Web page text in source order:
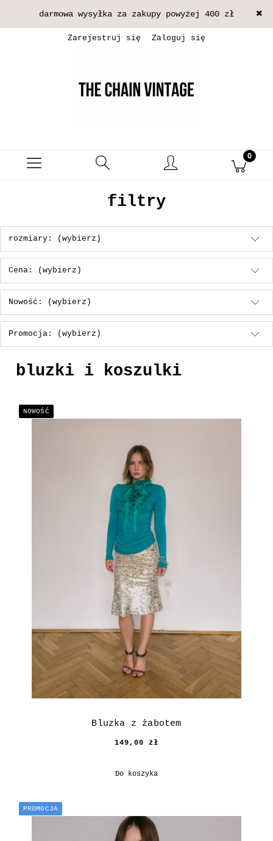
darmowa wysyłka za zakupy powyżej 400 zł
Zarejestruj się Zaloguj się
filtry
rozmiary: (wybierz)
Cena: (wybierz)
Nowość: (wybierz)
Promocja: (wybierz)
bluzki i koszulki
Bluzka z żabotem
149,00 zł
Do koszyka
NOWOŚĆ
PROMOCJA